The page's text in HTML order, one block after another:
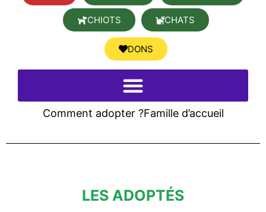
CHIOTS CHATS
DONS
Comment adopter ?Famille d’accueil
LES ADOPTÉS